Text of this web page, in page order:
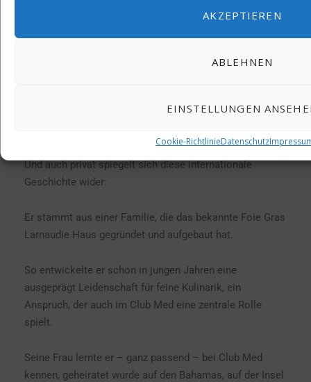
AKZEPTIEREN
ABLEHNEN
EINSTELLUNGEN
Cookie-RichtlinieDatenschutz
Gleichzeitig spielt Nachhaltigkeit eine zentrale Rolle:
World“. Verantwortung wird hier nicht nur kommuniziert,
Und auch privat spiegelt sich diese internationale
Geschichte wider:
Er stammt aus einer Familie, die das bekannte Foie Gras
Larnaudie Haus gegründet und aufgebaut hat.
So entwickelte er schon in jungen Jahren eine
ausgeprägt Leidenschaft für feine Kulinarik, ein
Anspruch, der auch im Club Med eine zentrale Rolle
spielt.
Seine Frau lernte er – ganz passend – bei Club Med
kennen, geheiratet wurde auf den Bahamas, auf der Insel